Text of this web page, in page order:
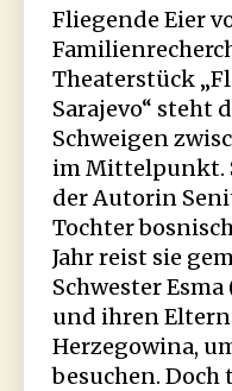
Fliegende Eier
Theaterstück
Sarajevo“ steht
Schweigen
im Mittelpunkt.
der Autorin
Tochter
Jahr reist sie
Schwester
und ihren
Herzegowina,
besuchen. Doch